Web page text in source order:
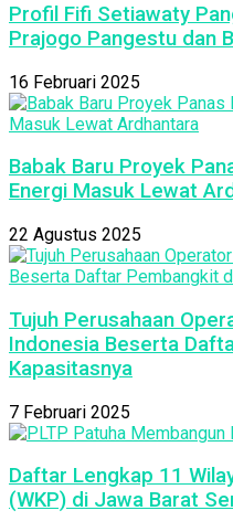
Profil Fifi Setiawaty
Prajogo Pangestu dan
16 Februari 2025
Babak Baru Proyek
Energi Masuk Lewat
22 Agustus 2025
Tujuh Perusahaan
Indonesia Beserta
Kapasitasnya
7 Februari 2025
Daftar Lengkap 11
(WKP) di Jawa Barat